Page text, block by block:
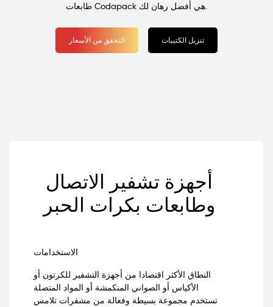
طابعات Codapack هي أفضل رهان لك.
التحقق من الأسعار تنزيل الكتيبات
أجهزة تشفير الاتصال
وطابعات بكرات الحبر
الاستخدامات
النطاق الأكثر اقتصادا من أجهزة التشفير للكرتون أو
الأكياس أو الصواني المنكمشة أو المواد المتصلة
تستخدم مجموعة بسيطة وفعالة من مشفرات تلامس